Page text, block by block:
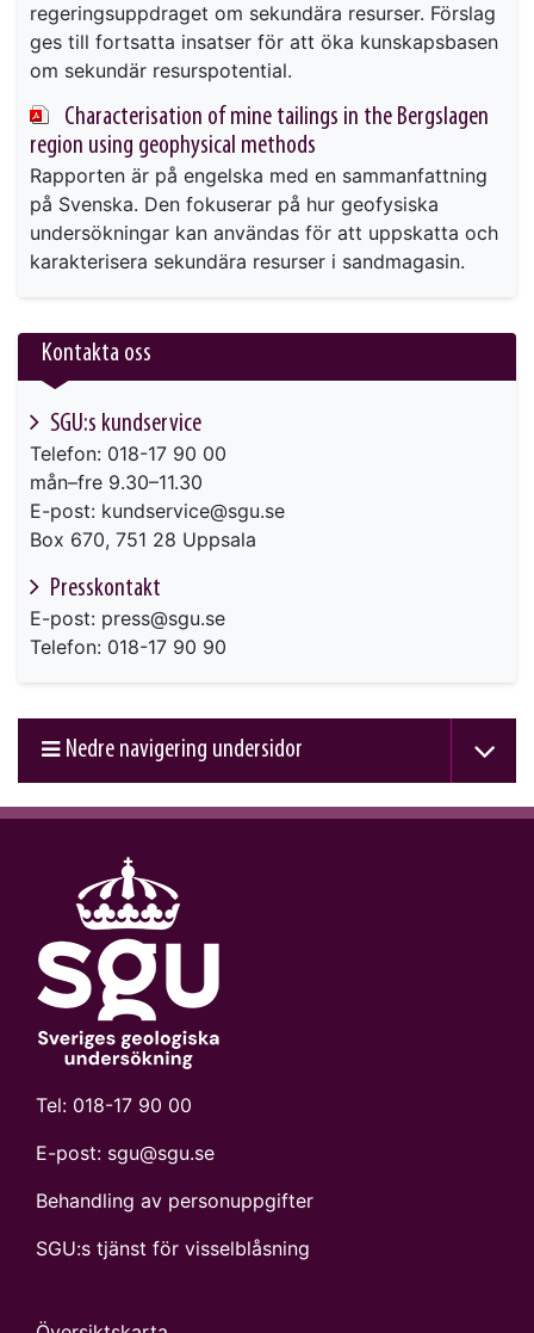
regeringsuppdraget om sekundära resurser. Förslag
ges till fortsatta insatser för att öka kunskapsbasen
om sekundär resurspotential.
Characterisation of mine tailings in the Bergslagen
region using geophysical methods
Rapporten är på engelska med en sammanfattning
på Svenska. Den fokuserar på hur geofysiska
undersökningar kan användas för att uppskatta och
karakterisera sekundära resurser i sandmagasin.
Kontakta oss
SGU:s kundservice
Telefon: 018-17 90 00
mån–fre 9.30–11.30
E-post: kundservice@sgu.se
Box 670, 751 28 Uppsala
Presskontakt
E-post: press@sgu.se
Telefon: 018-17 90 90
Nedre navigering undersidor
Tel: 018-17 90 00
E-post: sgu@sgu.se
Behandling av personuppgifter
SGU:s tjänst för visselblåsning